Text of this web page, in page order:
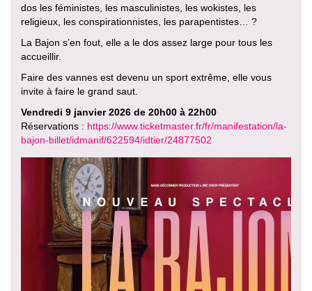
dos les féministes, les masculinistes, les wokistes, les
religieux, les conspirationnistes, les parapentistes… ?
La Bajon s’en fout, elle a le dos assez large pour tous les
accueillir.
Faire des vannes est devenu un sport extrême, elle vous
invite à faire le grand saut.
Vendredi 9 janvier 2026 de 20h00 à 22h00
Réservations : https://www.ticketmaster.fr/fr/manifestation/la-
bajon-billet/idmanif/622594/idtier/24877502